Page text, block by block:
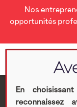
Nos
opportunités
En
reconnaissez